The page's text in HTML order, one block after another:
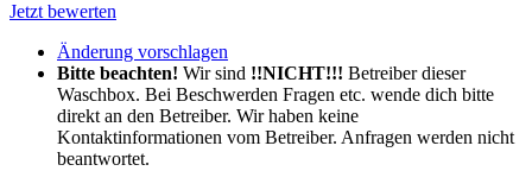
Jetzt bewerten
Änderung vorschlagen
Bitte beachten! Wir sind !!NICHT!!! Betreiber dieser
Waschbox. Bei Beschwerden Fragen etc. wende dich bitte
direkt an den Betreiber. Wir haben keine
Kontaktinformationen vom Betreiber. Anfragen werden nicht
beantwortet.